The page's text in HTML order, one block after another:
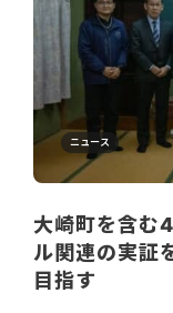
ニュース
大崎町を含む
ル関連の実証
目指す